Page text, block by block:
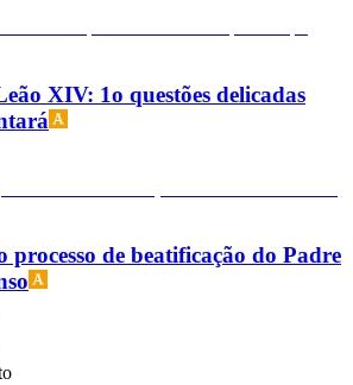
XIV: 1o questões delicadas
processo de beatificação do Padre